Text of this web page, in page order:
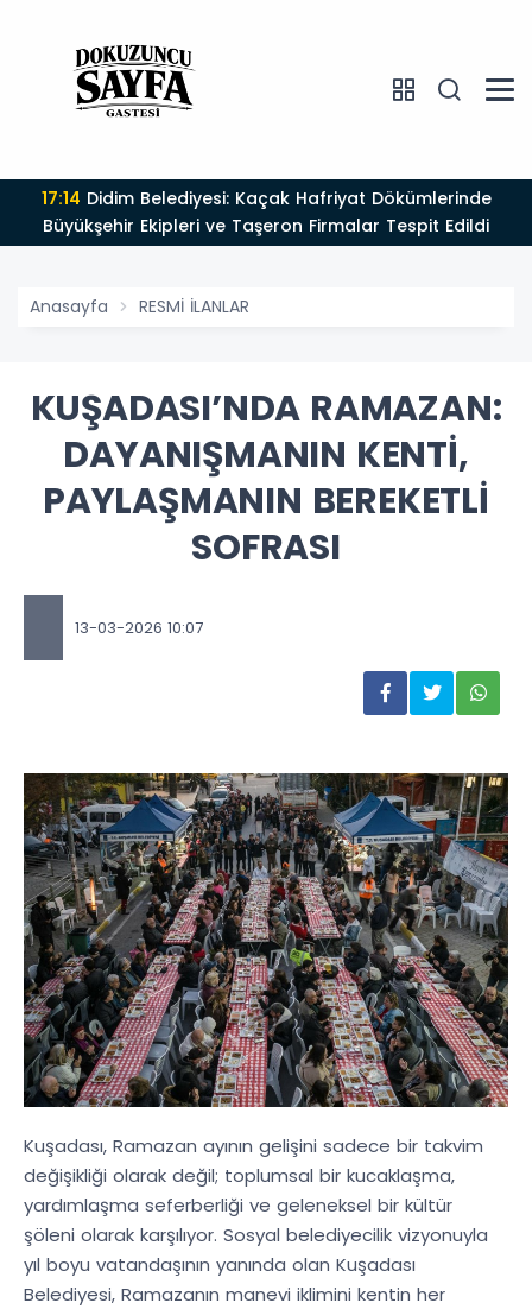
17:14
Büyükşehir Ekipleri ve Taşeron Firmalar Tespit Edildi
Anasayfa RESMİ İLANLAR
KUŞADASI’NDA RAMAZAN:
DAYANIŞMANIN KENTİ,
PAYLAŞMANIN BEREKETLİ
SOFRASI
13-03-2026 10:07
Kuşadası, Ramazan ayının gelişini sadece bir takvim
değişikliği olarak değil; toplumsal bir kucaklaşma,
yardımlaşma seferberliği ve geleneksel bir kültür
şöleni olarak karşılıyor. Sosyal belediyecilik vizyonuyla
yıl boyu vatandaşının yanında olan Kuşadası
Belediyesi, Ramazanın manevi iklimini kentin her